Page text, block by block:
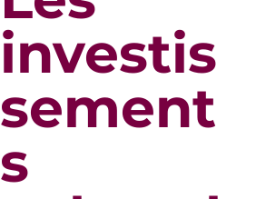
investis
sement
s